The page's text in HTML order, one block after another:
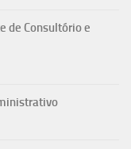
de Consultório e